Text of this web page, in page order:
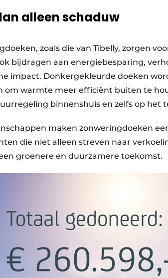
alleen schaduw
zoals die van Tibelly, zorgen
bijdragen aan energiebesparing,
impact. Donkergekleurde doeken
om warmte meer efficiënt buiten te
binnenshuis en zelfs op het
maken zonweringdoeken
die niet alleen streven naar
groenere en duurzamere toekomst.